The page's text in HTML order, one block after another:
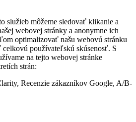
služieb môžeme sledovať klikanie a
webovej stránky a anonymne ich
optimalizovať našu webovú stránku
celkovú používateľskú skúsenosť. S
na tejto webovej stránke
strán:
Recenzie zákazníkov Google, A/B-